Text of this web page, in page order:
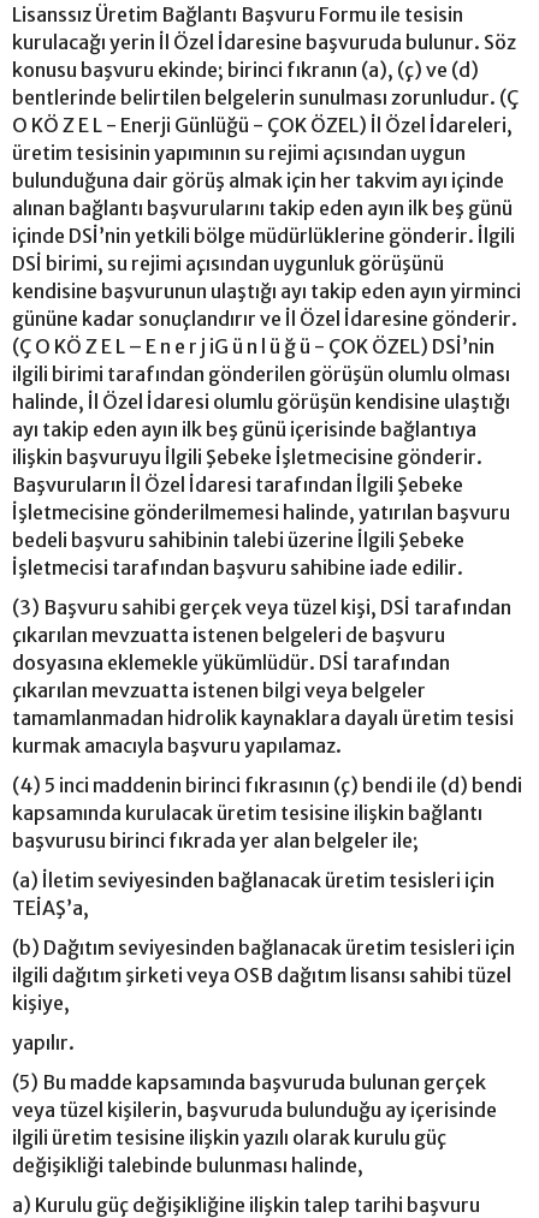
Lisanssız Üretim Bağlantı Başvuru Formu ile tesisin
kurulacağı yerin İl Özel İdaresine başvuruda bulunur. Söz
konusu başvuru ekinde; birinci fıkranın (a), (ç) ve (d)
bentlerinde belirtilen belgelerin sunulması zorunludur. (Ç
O KÖ Z E L - Enerji Günlüğü - ÇOK ÖZEL) İl Özel İdareleri,
üretim tesisinin yapımının su rejimi açısından uygun
bulunduğuna dair görüş almak için her takvim ayı içinde
alınan bağlantı başvurularını takip eden ayın ilk beş günü
içinde DSİ’nin yetkili bölge müdürlüklerine gönderir. İlgili
DSİ birimi, su rejimi açısından uygunluk görüşünü
kendisine başvurunun ulaştığı ayı takip eden ayın yirminci
gününe kadar sonuçlandırır ve İl Özel İdaresine gönderir.
(Ç O KÖ Z E L – E n e r j iG ü n l ü ğ ü - ÇOK ÖZEL) DSİ’nin
ilgili birimi tarafından gönderilen görüşün olumlu olması
halinde, İl Özel İdaresi olumlu görüşün kendisine ulaştığı
ayı takip eden ayın ilk beş günü içerisinde bağlantıya
ilişkin başvuruyu İlgili Şebeke İşletmecisine gönderir.
Başvuruların İl Özel İdaresi tarafından İlgili Şebeke
İşletmecisine gönderilmemesi halinde, yatırılan başvuru
bedeli başvuru sahibinin talebi üzerine İlgili Şebeke
İşletmecisi tarafından başvuru sahibine iade edilir.
(3) Başvuru sahibi gerçek veya tüzel kişi, DSİ tarafından
çıkarılan mevzuatta istenen belgeleri de başvuru
dosyasına eklemekle yükümlüdür. DSİ tarafından
çıkarılan mevzuatta istenen bilgi veya belgeler
tamamlanmadan hidrolik kaynaklara dayalı üretim tesisi
kurmak amacıyla başvuru yapılamaz.
(4) 5 inci maddenin birinci fıkrasının (ç) bendi ile (d) bendi
kapsamında kurulacak üretim tesisine ilişkin bağlantı
başvurusu birinci fıkrada yer alan belgeler ile;
(a) İletim seviyesinden bağlanacak üretim tesisleri için
TEİAŞ’a,
(b) Dağıtım seviyesinden bağlanacak üretim tesisleri için
ilgili dağıtım şirketi veya OSB dağıtım lisansı sahibi tüzel
kişiye,
yapılır.
(5) Bu madde kapsamında başvuruda bulunan gerçek
veya tüzel kişilerin, başvuruda bulunduğu ay içerisinde
ilgili üretim tesisine ilişkin yazılı olarak kurulu güç
değişikliği talebinde bulunması halinde,
a) Kurulu güç değişikliğine ilişkin talep tarihi başvuru